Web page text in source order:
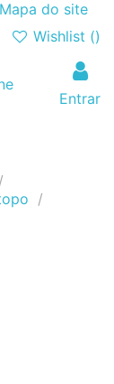
Mapa do site
Wishlist ()
Entrar